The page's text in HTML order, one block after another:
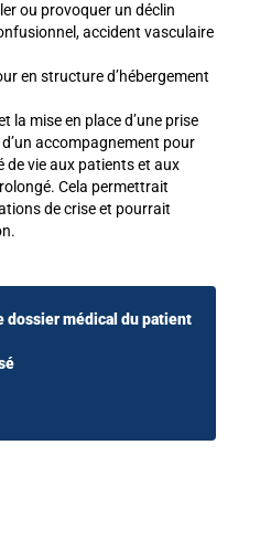
ou provoquer un déclin
accident vasculaire
en structure d’hébergement
la mise en place d’une prise
accompagnement pour
de vie aux patients et aux
Cela permettrait
de crise et pourrait
dossier médical du patient